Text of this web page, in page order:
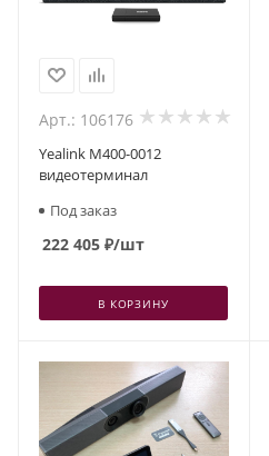
Арт.: 106176
Yealink M400-0012
видеотерминал
Под заказ
222 405 ₽/шт
В КОРЗИНУ